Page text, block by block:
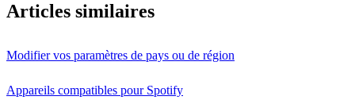
Articles similaires
Modifier vos paramètres de pays ou de région
Appareils compatibles pour Spotify